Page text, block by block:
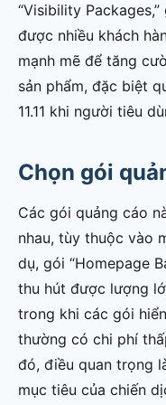
“Visibility
được nhiều khách
mạnh mẽ để tăng
sản phẩm, đặc biệt
11.11 khi người tiêu
Chọn gói
Các gói quảng cáo
nhau, tùy thuộc vào
dụ, gói “Homepage
thu hút được lượng
trong khi các gói
thường có chi phí
đó, điều quan trọng
mục tiêu của chiến